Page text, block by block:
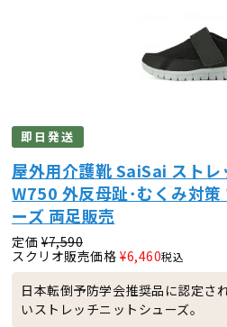
即日発送
屋外用介護靴 SaiSai スト
W750 外反母趾･むくみ対策
ーズ 両足販売
定価 ¥7,590
スクリオ販売価格 ¥6,460税込
日本転倒予防学会推奨品に認定さ
いストレッチニットシューズ。